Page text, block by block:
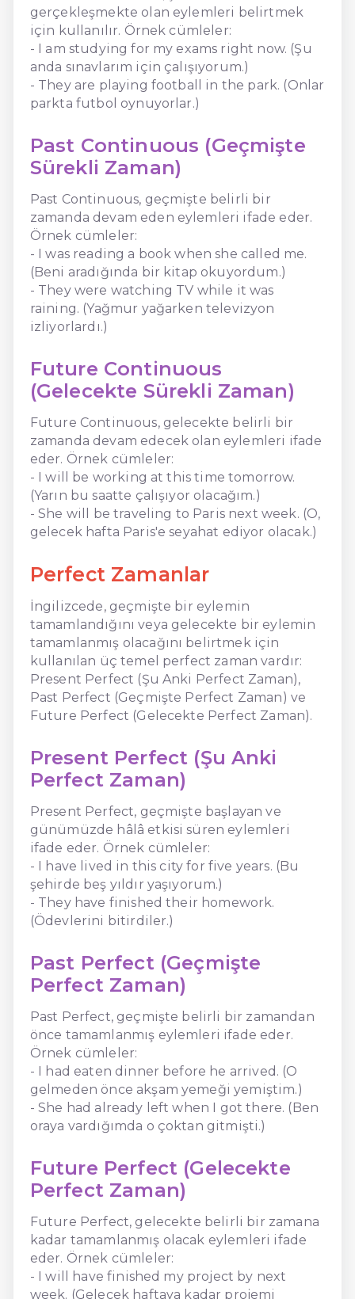
gerçekleşmekte olan eylemleri belirtmek
için kullanılır. Örnek cümleler:
- I am studying for my exams right now. (Şu
anda sınavlarım için çalışıyorum.)
- They are playing football in the park. (Onlar
parkta futbol oynuyorlar.)
Past Continuous (Geçmişte
Sürekli Zaman)
Past Continuous, geçmişte belirli bir
zamanda devam eden eylemleri ifade eder.
Örnek cümleler:
- I was reading a book when she called me.
(Beni aradığında bir kitap okuyordum.)
- They were watching TV while it was
raining. (Yağmur yağarken televizyon
izliyorlardı.)
Future Continuous
(Gelecekte Sürekli Zaman)
Future Continuous, gelecekte belirli bir
zamanda devam edecek olan eylemleri ifade
eder. Örnek cümleler:
- I will be working at this time tomorrow.
(Yarın bu saatte çalışıyor olacağım.)
- She will be traveling to Paris next week. (O,
gelecek hafta Paris'e seyahat ediyor olacak.)
Perfect Zamanlar
İngilizcede, geçmişte bir eylemin
tamamlandığını veya gelecekte bir eylemin
tamamlanmış olacağını belirtmek için
kullanılan üç temel perfect zaman vardır:
Present Perfect (Şu Anki Perfect Zaman),
Past Perfect (Geçmişte Perfect Zaman) ve
Future Perfect (Gelecekte Perfect Zaman).
Present Perfect (Şu Anki
Perfect Zaman)
Present Perfect, geçmişte başlayan ve
günümüzde hâlâ etkisi süren eylemleri
ifade eder. Örnek cümleler:
- I have lived in this city for five years. (Bu
şehirde beş yıldır yaşıyorum.)
- They have finished their homework.
(Ödevlerini bitirdiler.)
Past Perfect (Geçmişte
Perfect Zaman)
Past Perfect, geçmişte belirli bir zamandan
önce tamamlanmış eylemleri ifade eder.
Örnek cümleler:
- I had eaten dinner before he arrived. (O
gelmeden önce akşam yemeği yemiştim.)
- She had already left when I got there. (Ben
oraya vardığımda o çoktan gitmişti.)
Future Perfect (Gelecekte
Perfect Zaman)
Future Perfect, gelecekte belirli bir zamana
kadar tamamlanmış olacak eylemleri ifade
eder. Örnek cümleler:
- I will have finished my project by next
week. (Gelecek haftaya kadar projemi